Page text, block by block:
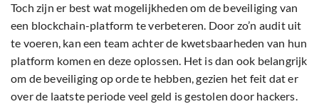
Toch zijn er best wat mogelijkheden om de beveiliging van
een blockchain-platform te verbeteren. Door zo’n audit uit
te voeren, kan een team achter de kwetsbaarheden van hun
platform komen en deze oplossen. Het is dan ook belangrijk
om de beveiliging op orde te hebben, gezien het feit dat er
over de laatste periode veel geld is gestolen door hackers.